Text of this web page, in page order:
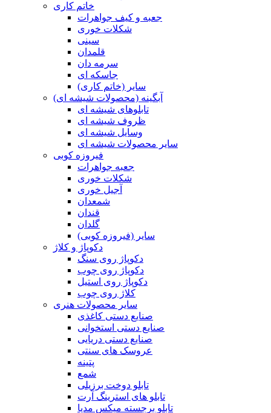
خاتم کاری
جعبه و کیف جواهرات
شکلات خوری
سینی
قلمدان
سرمه دان
جاسکه ای
سایر (خاتم کاری)
آبگینه (محصولات شیشه ای)
تابلوهای شیشه ای
ظروف شیشه ای
وسایل شیشه ای
سایر محصولات شیشه ای
فیروزه کوبی
جعبه جواهرات
شکلات خوری
آجیل خوری
شمعدان
قندان
گلدان
سایر (فیروزه کوبی)
دکوپاژ و کلاژ
دکوپاژ روی سنگ
دکوپاژ روی چوب
دکوپاژ روی استیل
کلاژ روی چوب
سایر محصولات هنری
صنایع دستی کاغذی
صنایع دستی استخوانی
صنایع دستی دریایی
عروسک های سنتی
پتینه
شمع
تابلو دوخت برزیلی
تابلو های استرینگ آرت
تابلو برجسته میکس مدیا